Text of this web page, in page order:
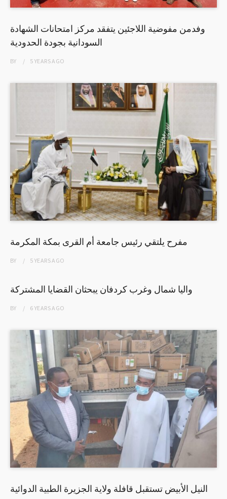
وفدمن مفوضية اللاجئين يتفقد مركز امتحانات الشهادة
السودانية بجودة الحدودية
BY 5 YEARSAGO
مفرح يلتقي رئيس جامعة أم القرى بمكة المكرمة
BY 5 YEARSAGO
واليا شمال وغرب كردفان يبحثان القضايا المشتركة
BY 6 YEARSAGO
النيل الأبيض تستقبل قافلة ولاية الجزيرة الطبية الدوائية